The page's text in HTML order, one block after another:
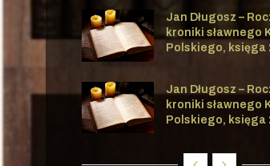
Jan Długosz –
kroniki sławnego
Polskiego, księga
Jan Długosz –
kroniki sławnego
Polskiego, księga